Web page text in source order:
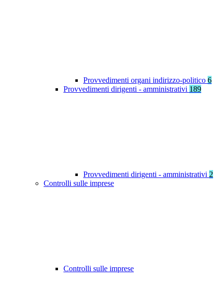
Provvedimenti organi indirizzo-politico 6
Provvedimenti dirigenti - amministrativi 189
Provvedimenti dirigenti - amministrativi 2
Controlli sulle imprese
Controlli sulle imprese